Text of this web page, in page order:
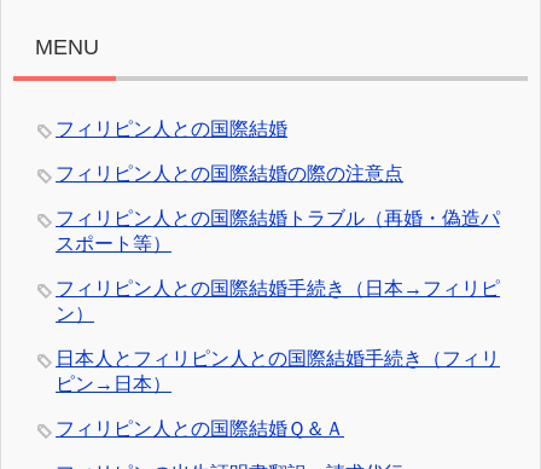
MENU
フィリピン人との国際結婚
フィリピン人との国際結婚の際の注意点
フィリピン人との国際結婚トラブル（再婚・偽造パ
スポート等）
フィリピン人との国際結婚手続き（日本→フィリピ
ン）
日本人とフィリピン人との国際結婚手続き（フィリ
ピン→日本）
フィリピン人との国際結婚Ｑ＆Ａ